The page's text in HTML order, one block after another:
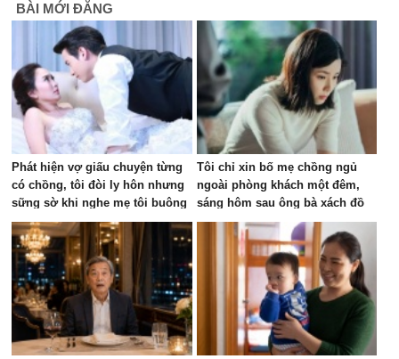
BÀI MỚI ĐĂNG
Phát hiện vợ giấu chuyện từng
có chồng, tôi đòi ly hôn nhưng
sững sờ khi nghe mẹ tôi buông
câu này
Tôi chỉ xin bố mẹ chồng ngủ
ngoài phòng khách một đêm,
sáng hôm sau ông bà xách đồ
về quê, tôi sai ở đâu?